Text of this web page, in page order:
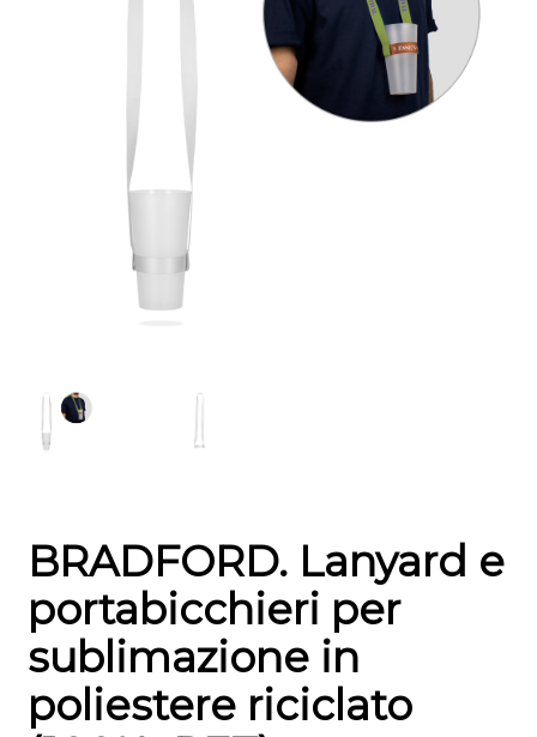
BRADFORD. Lanyard e
portabicchieri per
sublimazione in
poliestere riciclato